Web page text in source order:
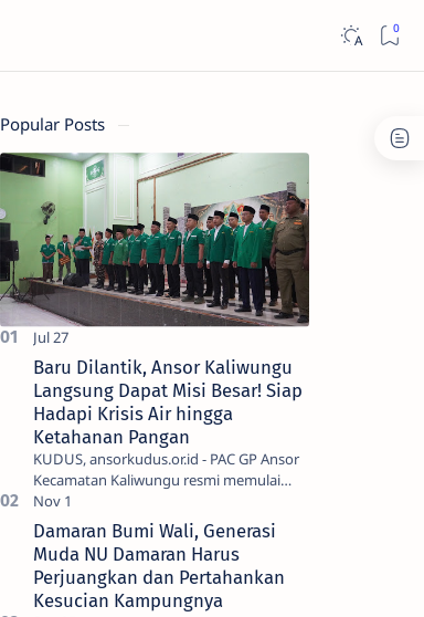
Popular Posts
Baru Dilantik, Ansor Kaliwungu
Langsung Dapat Misi Besar! Siap
Hadapi Krisis Air hingga
Ketahanan Pangan
KUDUS, ansorkudus.or.id - PAC GP Ansor
Kecamatan Kaliwungu resmi memulai
masa khidmat 2026–2029 di bawah
kepemimpinan Agung Widodo. Prosesi
pelant…
Damaran Bumi Wali, Generasi
Muda NU Damaran Harus
Perjuangkan dan Pertahankan
Kesucian Kampungnya